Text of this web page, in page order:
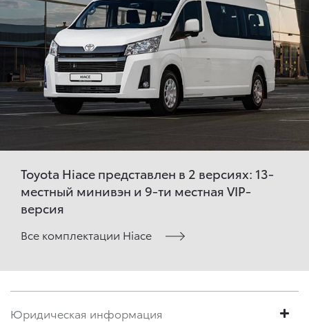
Toyota Hiace представлен в 2 версиях: 13-
местный минивэн и 9-ти местная VIP-
версия
Все комплектации Hiace
Юридическая информация